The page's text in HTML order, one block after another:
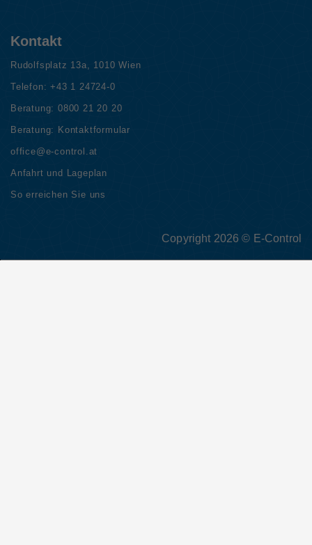
Kontakt
Rudolfsplatz 13a, 1010 Wien
Telefon:+43 1 24724-0
Beratung: 0800 21 20 20
Beratung: Kontaktformular
office@e-control.at
Anfahrt und Lageplan
So erreichen Sie uns
Copyright 2026 © E-Control